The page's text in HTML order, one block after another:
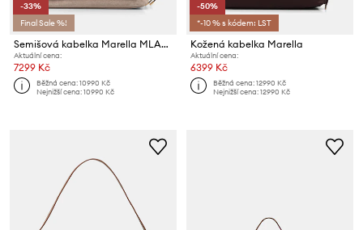
-33%
Final Sale %!
Semišová kabelka Marella MLACARDATO
Aktuální cena:
7299 Kč
Běžná cena:10990 Kč
Nejnižší cena:10990 Kč
-50%
*-10 % s kódem: LST
Kožená kabelka Marella
Aktuální cena:
6399 Kč
Běžná cena:12990 Kč
Nejnižší cena:12990 Kč